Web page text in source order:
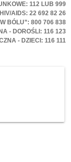
112 LUB 999
AIDS: 22 692 82 26
BÓLU”: 800 706 838
- DOROŚLI: 116 123
- DZIECI: 116 111